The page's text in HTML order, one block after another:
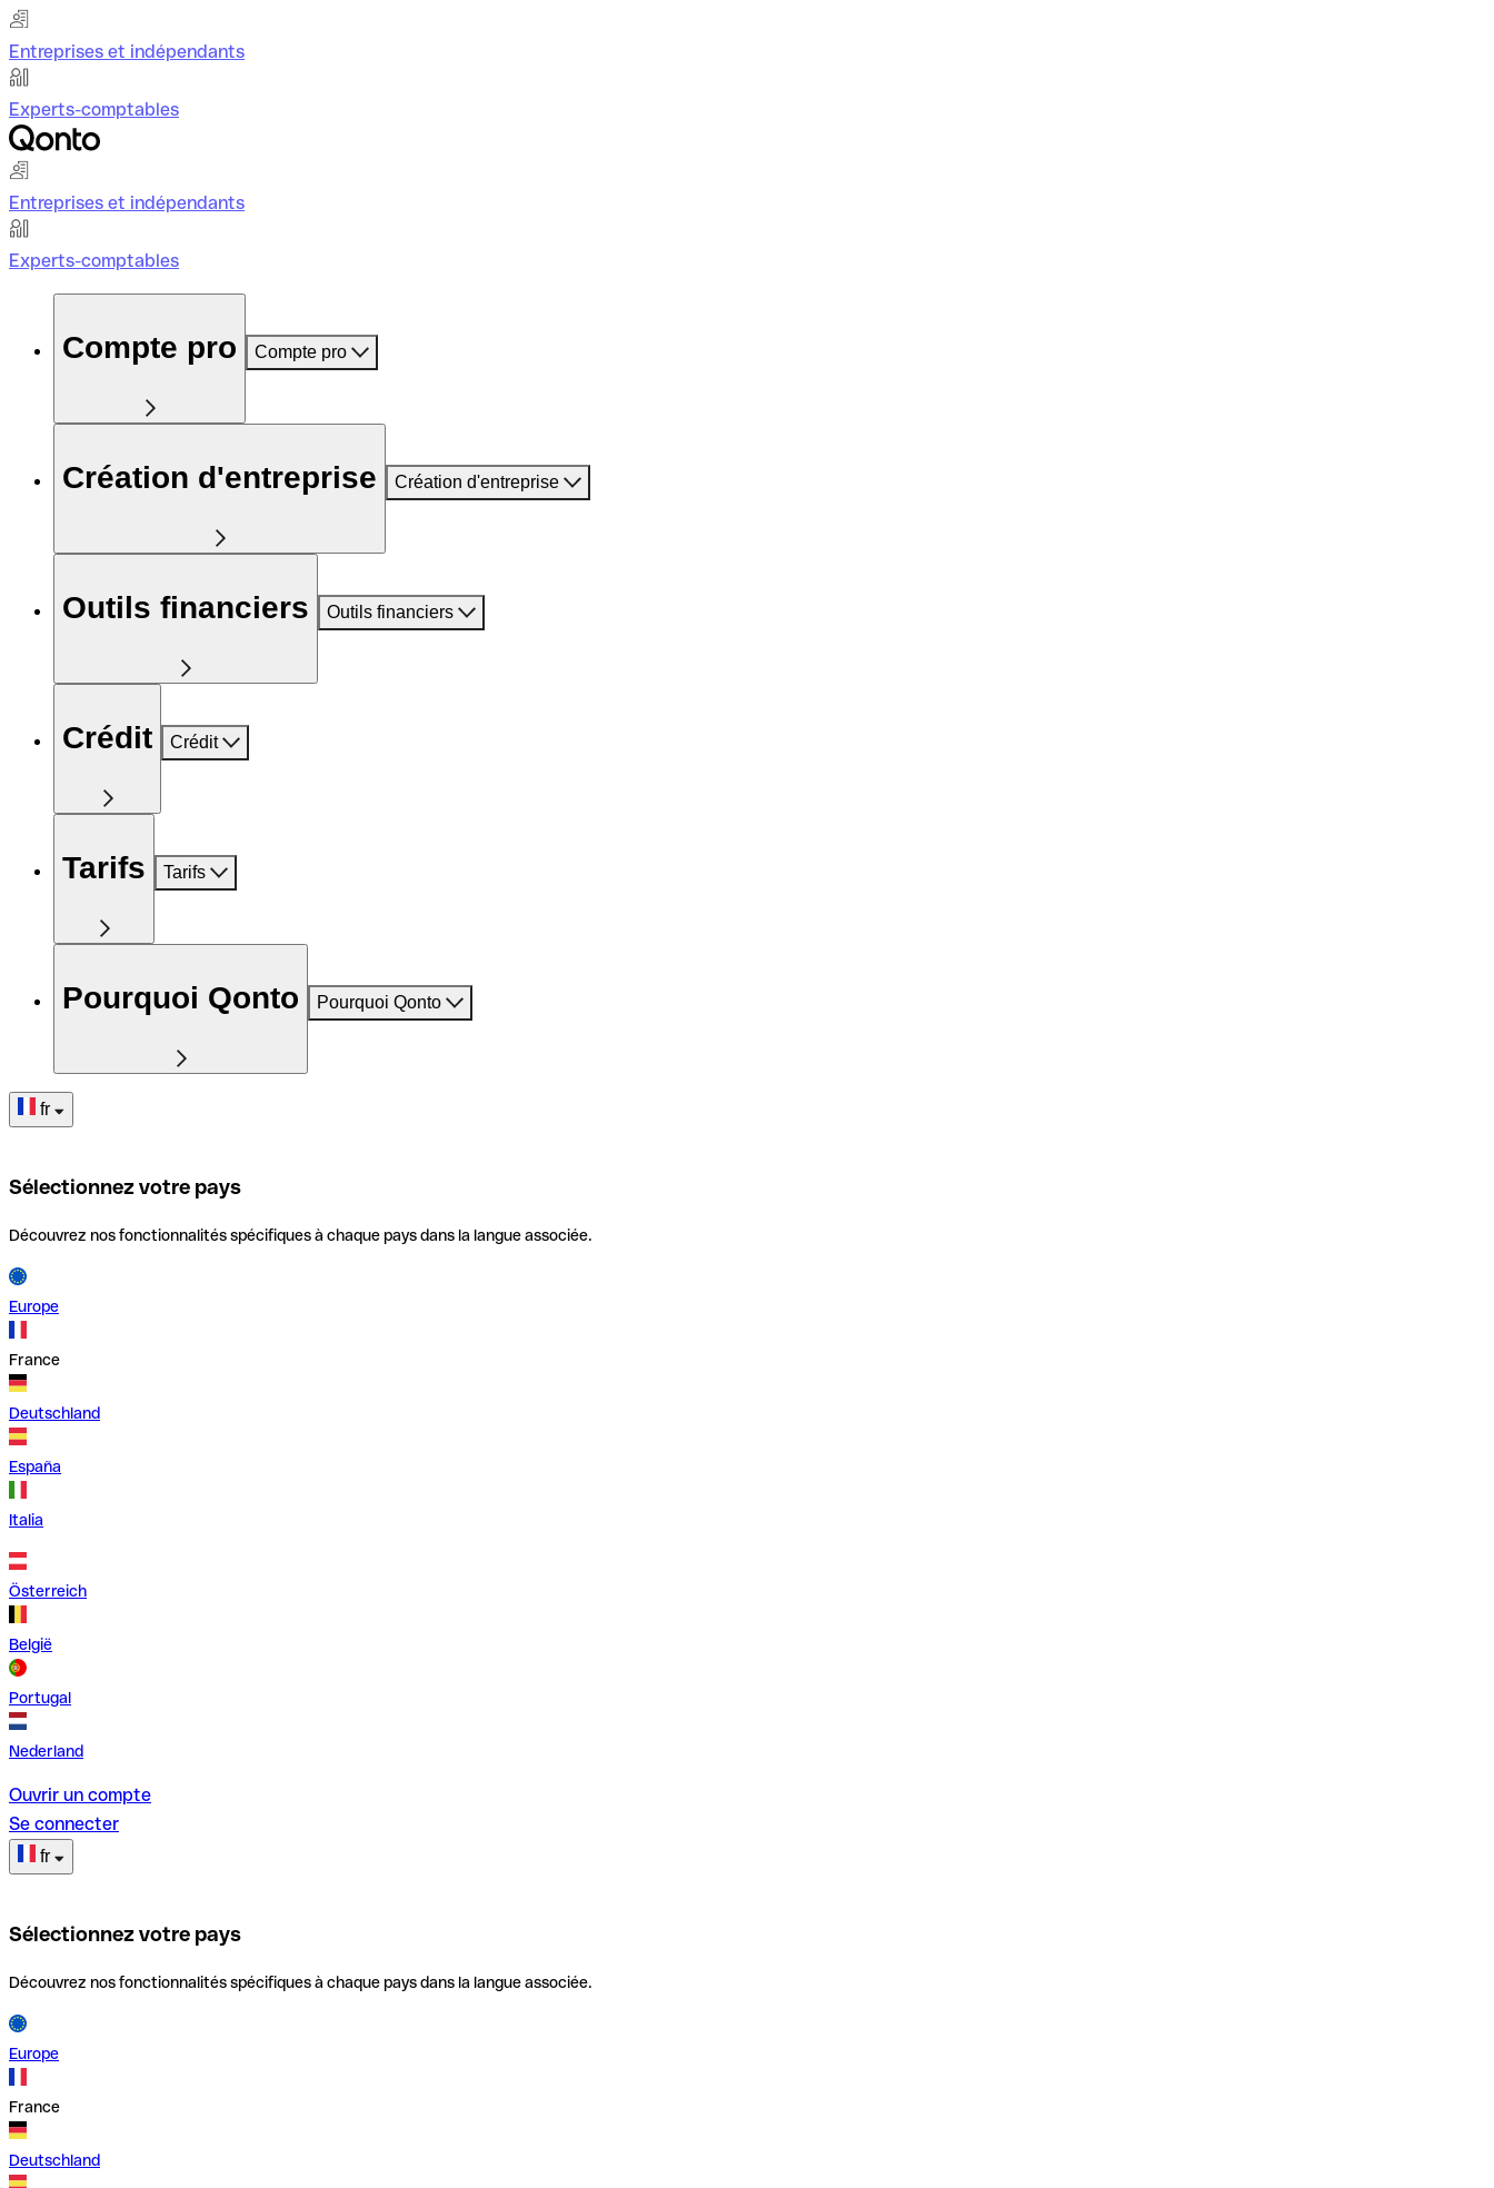
Entreprises et indépendants
Experts-comptables
Entreprises et indépendants
Experts-comptables
Compte pro Compte pro
Création d'entreprise Création d'entreprise
Outils financiers Outils financiers
Crédit Crédit
Tarifs Tarifs
Pourquoi Qonto Pourquoi Qonto
fr
Sélectionnez votre pays
Découvrez nos fonctionnalités spécifiques à chaque pays dans la langue associée.
Europe
France
Deutschland
España
Italia
Österreich
België
Portugal
Nederland
Ouvrir un compte
Se connecter
fr
Sélectionnez votre pays
Découvrez nos fonctionnalités spécifiques à chaque pays dans la langue associée.
Europe
France
Deutschland